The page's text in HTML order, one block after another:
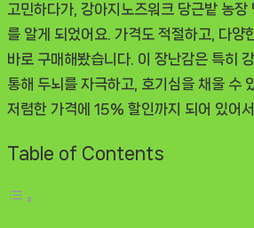
고민하다가, 강아지노즈워크 당근밭 농
를 알게 되었어요. 가격도 적절하고, 다양
바로 구매해봤습니다. 이 장난감은 특히
통해 두뇌를 자극하고, 호기심을 채울 수
저렴한 가격에 15% 할인까지 되어 있어
Table of Contents